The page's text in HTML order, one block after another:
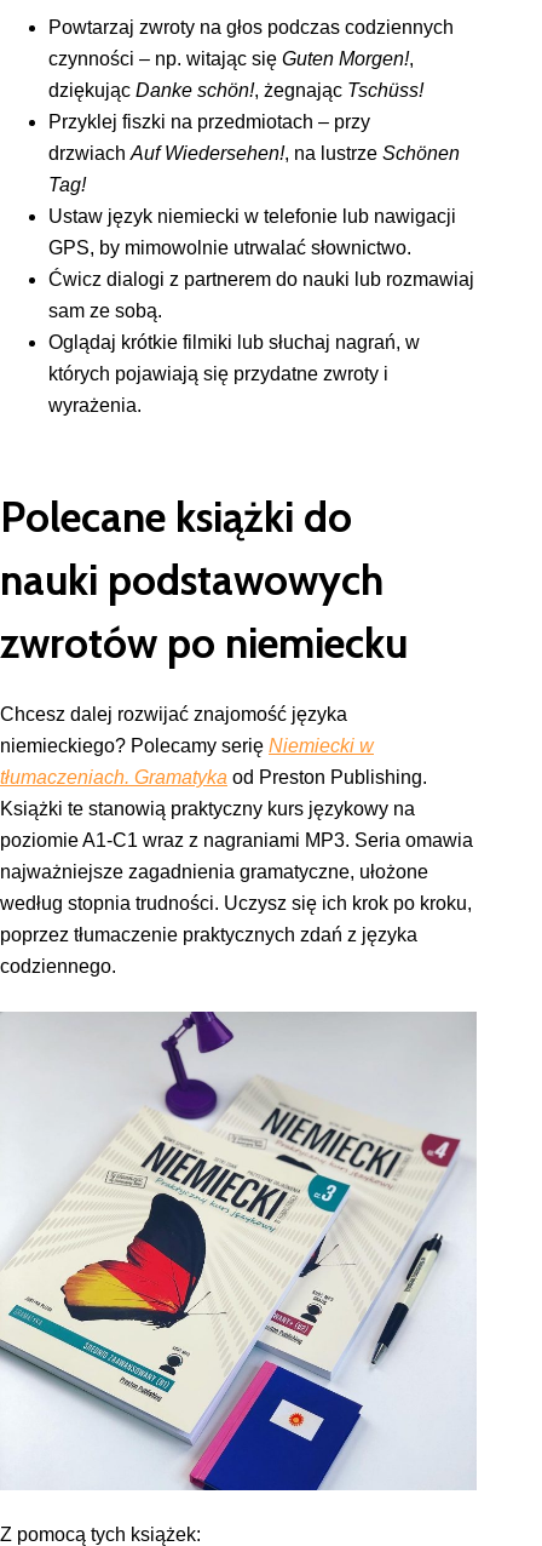
Powtarzaj zwroty na głos podczas codziennych
czynności – np. witając się Guten Morgen!,
dziękując Danke schön!, żegnając Tschüss!
Przyklej fiszki na przedmiotach – przy
drzwiachAuf Wiedersehen!, na lustrze Schönen
Tag!
Ustaw język niemiecki w telefonie lub nawigacji
GPS, by mimowolnie utrwalać słownictwo.
Ćwicz dialogi z partnerem do nauki lub rozmawiaj
sam ze sobą.
Oglądaj krótkie filmiki lub słuchaj nagrań, w
których pojawiają się przydatne zwroty i
wyrażenia.
Polecane książki do
nauki podstawowych
zwrotów po niemiecku
Chcesz dalej rozwijać znajomość języka
niemieckiego? Polecamy serię Niemiecki w
tłumaczeniach. Gramatyka od Preston Publishing.
Książki te stanowią praktyczny kurs językowy na
poziomie A1-C1 wraz z nagraniami MP3. Seria omawia
najważniejsze zagadnienia gramatyczne, ułożone
według stopnia trudności. Uczysz się ich krok po kroku,
poprzez tłumaczenie praktycznych zdań z języka
codziennego.
Z pomocą tych książek: